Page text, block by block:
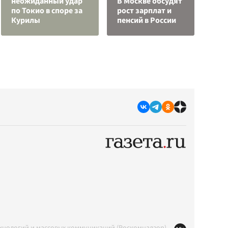
по Токио в споре за
Курилы
рост зарплат и
пенсий в России